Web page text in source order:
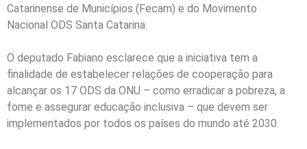
Catarinense de Municípios (Fecam) e do Movimento
Nacional ODS Santa Catarina.
O deputado Fabiano esclarece que a iniciativa tem a
finalidade de estabelecer relações de cooperação para
alcançar os 17 ODS da ONU – como erradicar a pobreza, a
fome e assegurar educação inclusiva – que devem ser
implementados por todos os países do mundo até 2030.